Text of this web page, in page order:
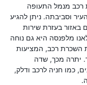
רכב מנמל התעופה
וסביבתה. ניתן להגיע
באזור בעזרת שירות
מלפנסה היא גם נוחה
השכרת רכב, המציעות
יתרה מכך, שדה
כמו חניה לרכב ודלק,